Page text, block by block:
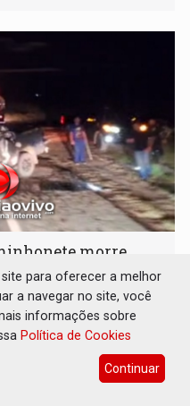
morre
com carreta
às 23:40
Polícia Rodoviária
foram acionadas
para oferecer a melhor
a navegar no site, você
informações sobre
Política de Cookies
Continuar